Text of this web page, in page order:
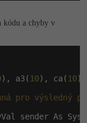
kódu a chyby v
), a3( 10), ca( 10)
pro výsledný
sender As